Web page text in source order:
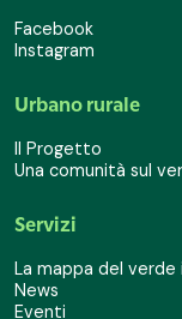
Facebook
Instagram
Urbano rurale
Il Progetto
Una comunità sul
Servizi
La mappa del
News
Eventi